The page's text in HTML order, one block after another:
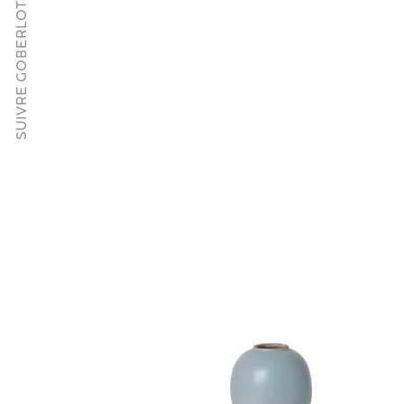
SUIVRE GOBERLOTE